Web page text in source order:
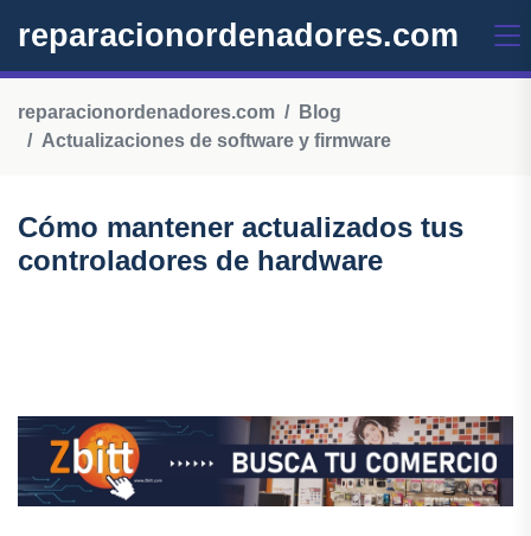
reparacionordenadores.com
reparacionordenadores.com
Blog
Actualizaciones de software y firmware
Cómo mantener actualizados tus
controladores de hardware